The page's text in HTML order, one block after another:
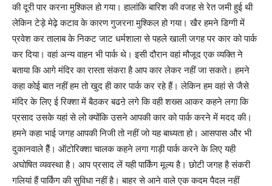
की दूरी पार करना मुश्किल हो गया। हालांकि बारिश की वजह से रेत जमी हुई थी
लेकिन टेड़े मेढ़े कटाव के कारण गुजरना मुश्किल हो गया। खैर हमने डिग्गी में
प्रवेश कर तालाब के निकट जाट धर्मशाला से पहले खाली जगह पर कार को पार्क
कर दिया। वहां अन्य वाहन भी पार्क थे। इसी दौरान वहां मौजूद एक व्यक्ति ने
बताया कि आगे मंदिर का रास्ता संकरा है आप कार लेकर नहीं जा सकते। हमने
कहा कोई बात नहीं हम तो खुद ही कार पार्क कर रहे हैं। लेकिन हम वहां से जैसे
मंदिर के लिए ई रिक्शा में बैठकर बढऩे लगे कि वही शख्स आकर कहने लगा कि
प्रसाद उसके यहां से लो क्योंकि उसने आपकी कार को पार्क करने में मदद की।
हमने कहा भाई जगह आपकी निजी तो नहीं जो यह बाध्यता हो। आसपास और भी
दुकानवाले हैैं। ऑटोरिक्शा चालक कहने लगा गाड़ी पार्क करने के लिए यही
अघोषित व्यवस्था है। आप प्रसाद लें यही पार्किंग मूल्य है। छोटी जगह है संकरी
गलियां हैं पार्किंग की सुविधा नहीं है। बाहर से आने वाले एक कदम पैदल नहीं